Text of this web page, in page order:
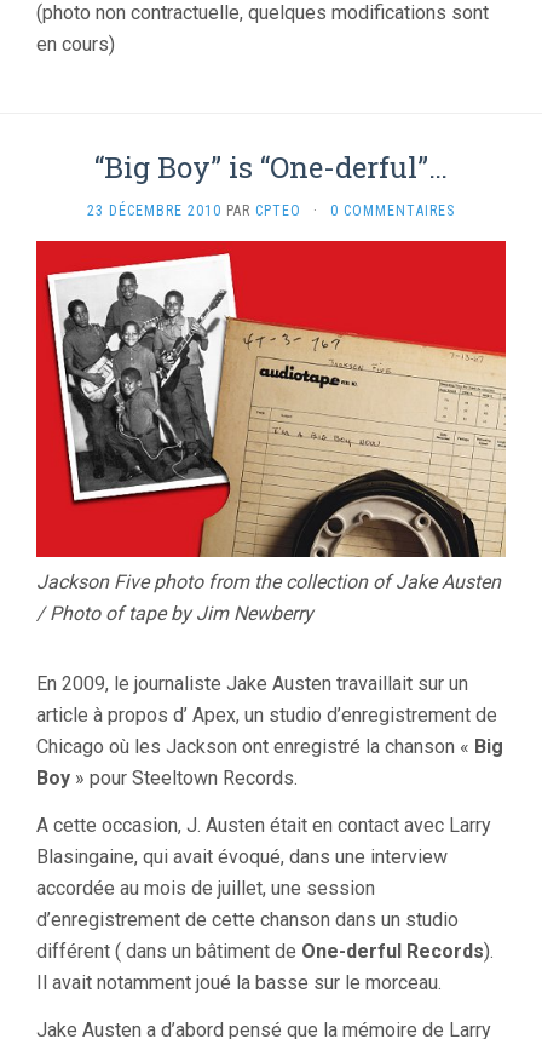
(photo non contractuelle, quelques modifications sont
en cours)
“Big Boy” is “One-derful”…
23 DÉCEMBRE 2010 PAR CPTEO · 0 COMMENTAIRES
Jackson Five photo from the collection of Jake Austen
/ Photo of tape by Jim Newberry
En 2009, le journaliste Jake Austen travaillait sur un
article à propos d’ Apex, un studio d’enregistrement de
Chicago où les Jackson ont enregistré la chanson « Big
Boy » pour Steeltown Records.
A cette occasion, J. Austen était en contact avec Larry
Blasingaine, qui avait évoqué, dans une interview
accordée au mois de juillet, une session
d’enregistrement de cette chanson dans un studio
différent ( dans un bâtiment de One-derful Records).
Il avait notamment joué la basse sur le morceau.
Jake Austen a d’abord pensé que la mémoire de Larry